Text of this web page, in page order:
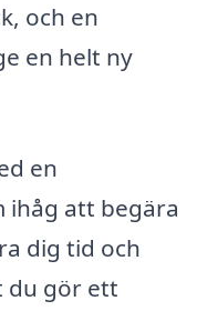
och en
en helt ny
en
ihåg att begära
dig tid och
du gör ett